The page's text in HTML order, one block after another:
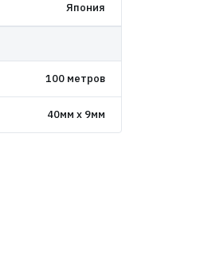
Япония
100 метров
40мм x 9мм